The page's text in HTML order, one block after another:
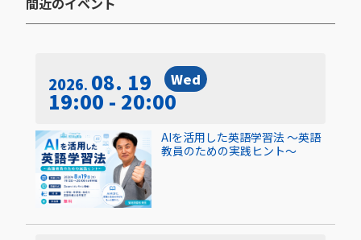
2026 08. 19 Wed
19:00 - 20:00
AIを活用した英語学習法 〜英語
教員のための実践ヒント〜